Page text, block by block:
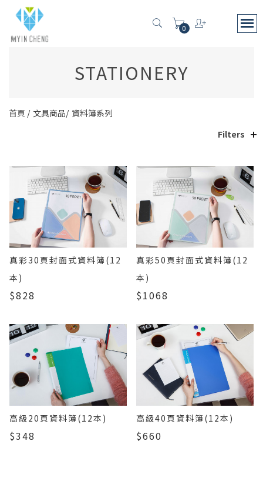
0
STATIONERY
首頁 文具商品 資料簿系列
Filters
真彩30頁封面式資料簿(12
本)
$828
真彩50頁封面式資料簿(12
本)
$1068
高級20頁資料簿(12本)
$348
高級40頁資料簿(12本)
$660